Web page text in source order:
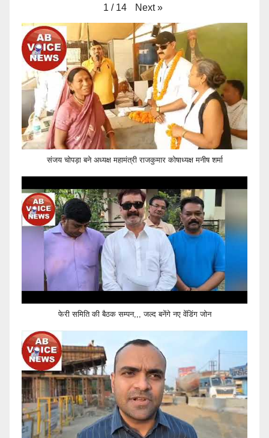
1 / 14 Next »
संजय चोपड़ा बने अध्यक्ष महामंत्री राजकुमार कोषाध्यक्ष मनीष शर्मा
फेरी समिति की बैठक सम्पन,,, जल्द बनेंगे नए वेंडिंग जोन